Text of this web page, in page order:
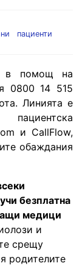
пациенти
в помощ на
0800 14 515
Линията е
и CallFlow,
обаждания
безплатна
медици
и
срещу
родителите